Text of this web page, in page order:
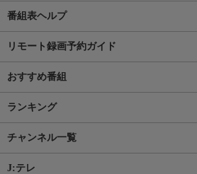
番組表ヘルプ
リモート録画予約ガイド
おすすめ番組
ランキング
チャンネル一覧
J:テレ